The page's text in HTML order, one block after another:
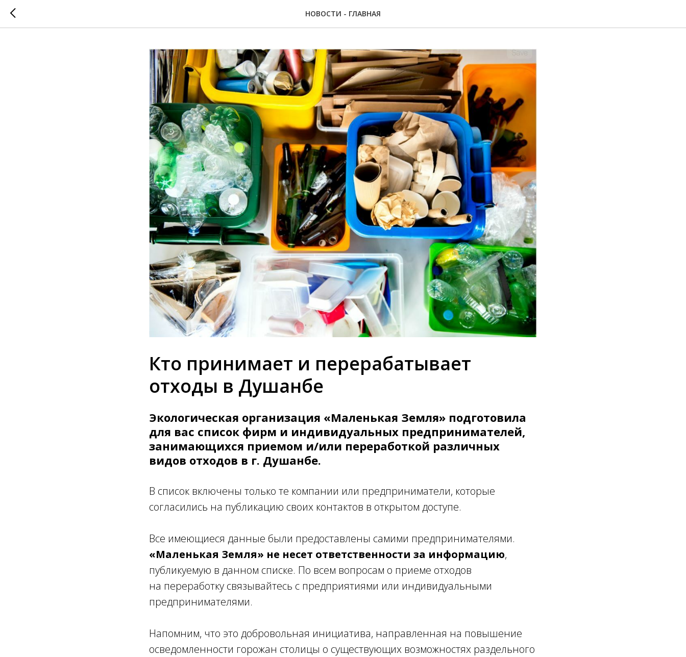
НОВОСТИ - ГЛАВНАЯ
Кто принимает и перерабатывает
отходы в Душанбе
Экологическая организация «Маленькая Земля» подготовила
для вас список фирм и индивидуальных предпринимателей,
занимающихся приемом и/или переработкой различных
видов отходов в г. Душанбе.
В список включены только те компании или предприниматели, которые
согласились на публикацию своих контактов в открытом доступе.
Все имеющиеся данные были предоставлены самими предпринимателями.
«Маленькая Земля» не несет ответственности за информацию,
публикуемую в данном списке. По всем вопросам о приеме отходов
на переработку связывайтесь с предприятиями или индивидуальными
предпринимателями.
Напомним, что это добровольная инициатива, направленная на повышение
осведомленности горожан столицы о существующих возможностях раздельного